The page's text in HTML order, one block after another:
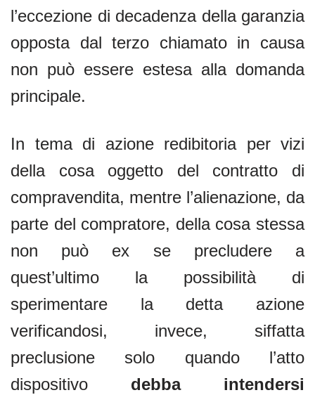
l’eccezione di decadenza della garanzia
opposta dal terzo chiamato in causa
non può essere estesa alla domanda
principale.
In tema di azione redibitoria per vizi
della cosa oggetto del contratto di
compravendita, mentre l’alienazione, da
parte del compratore, della cosa stessa
non può ex se precludere a
quest’ultimo la possibilità di
sperimentare la detta azione
verificandosi, invece, siffatta
preclusione solo quando l’atto
dispositivo debba intendersi